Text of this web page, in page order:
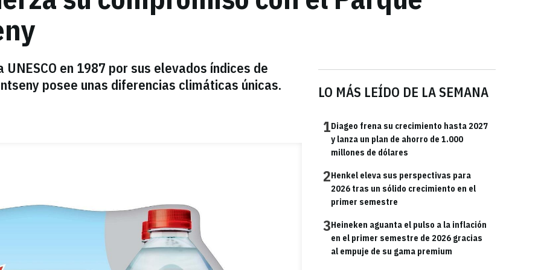
en 1987 por sus elevados índices de
posee unas diferencias climáticas únicas.
LO MÁS LEÍDO DE LA SEMANA
1Diageo frena su crecimiento hasta 2027
y lanza un plan de ahorro de 1.000
millones de dólares
2Henkel eleva sus perspectivas para
2026 tras un sólido crecimiento en el
primer semestre
3Heineken aguanta el pulso a la inflación
en el primer semestre de 2026 gracias
al empuje de su gama premium